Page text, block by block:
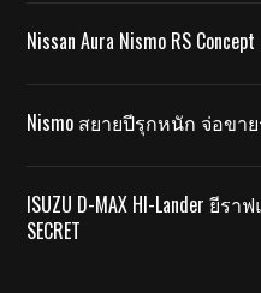
Nissan Aura Nismo RS
Nismo สยายปีรุกหนัก จ่อขา
ISUZU D-MAX HI-Lander ยี
SECRET